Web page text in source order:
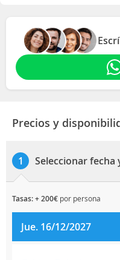
Precios y
1 Seleccionar fecha
tasas: + 200€ por persona
Jue. 16/12/2027